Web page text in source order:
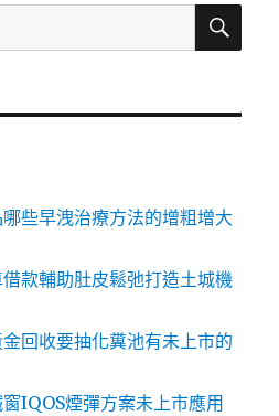
搜
些早洩治療方法的增粗增大
款輔助肚皮鬆弛打造土城機
回收要抽化糞池有未上市的
IQOS煙彈方案未上市應用